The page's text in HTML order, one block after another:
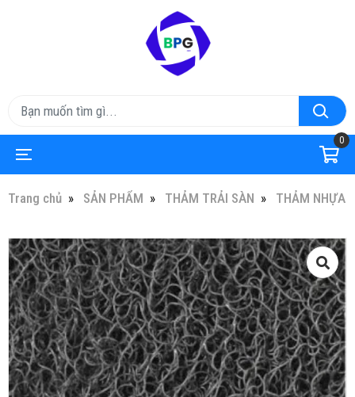
0
Trang chủ SẢN PHẨM THẢM TRẢI SÀN THẢM NHỰA